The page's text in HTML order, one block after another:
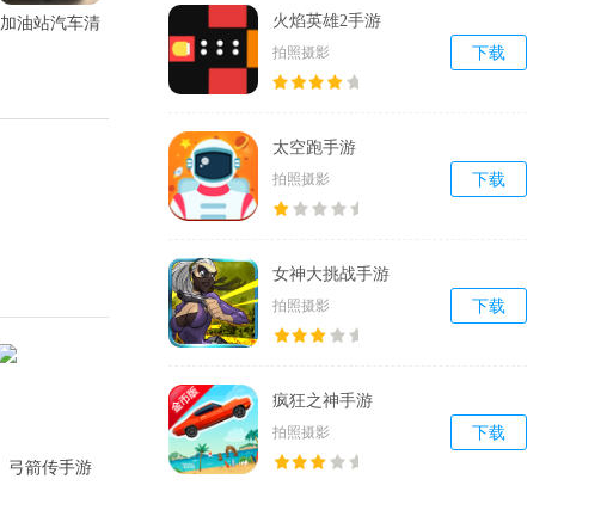
加油站汽车清
弓箭传手游
火焰英雄2手游
拍照摄影 下载
太空跑手游
拍照摄影 下载
女神大挑战手游
拍照摄影 下载
疯狂之神手游
拍照摄影 下载